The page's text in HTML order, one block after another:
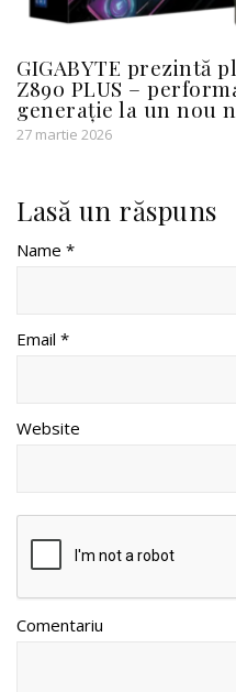
GIGABYTE prezintă
Z890 PLUS –
generație la un nou
27 martie 2026
Lasă un răspuns
Name *
Email *
Website
Comentariu